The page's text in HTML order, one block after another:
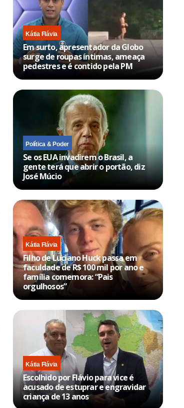
Kátia Flávia
Em surto, apresentador da Globo
surge de roupas íntimas, ameaça
pedestres e é contido pela PM
Política & Poder
Se os EUA invadirem o Brasil, a
gente terá que abrir o portão, diz
José Múcio
Kátia Flávia
Filho de Luciano Huck passa em
faculdade de R$ 100 mil por ano e
família comemora: “Pais
orgulhosos”
Kátia Flávia
Escolhido por Flávio para vice é
acusado de estuprar e engravidar
criança de 13 anos